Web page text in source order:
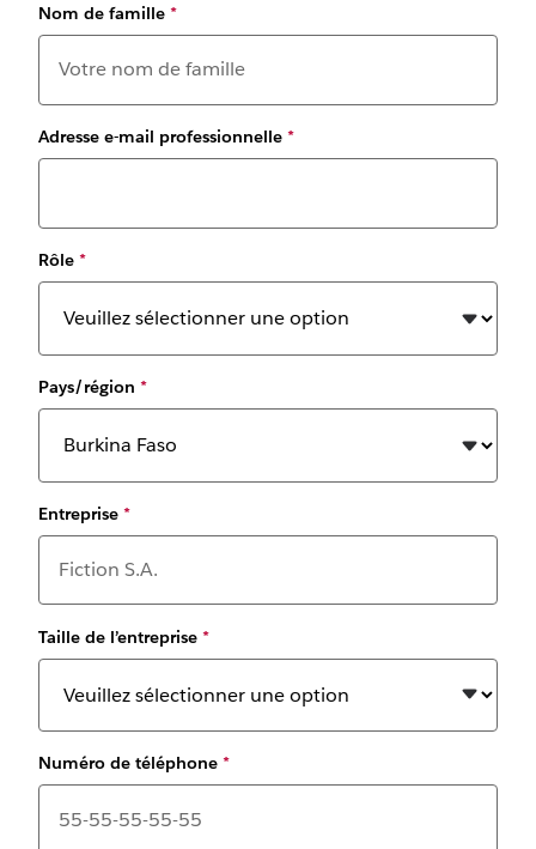
Nom de famille *
Adresse e-mail professionnelle *
Rôle *
Pays/région *
Entreprise *
Taille de l’entreprise *
Numéro de téléphone *